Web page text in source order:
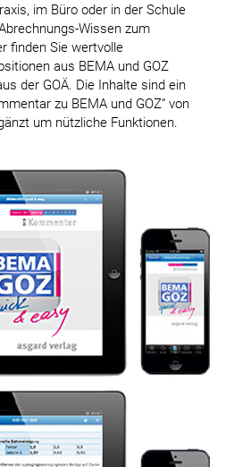
im Büro oder in der Schule
Wissen zum
finden Sie wertvolle
aus BEMA und GOZ
der GOÄ. Die Inhalte sind ein
zu BEMA und GOZ“ von
um nützliche Funktionen.